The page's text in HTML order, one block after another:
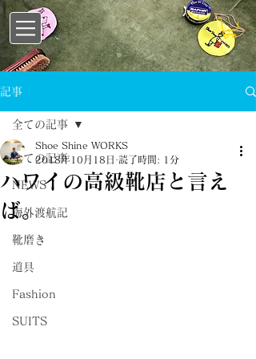
記事
全ての記事
NEWS
海外渡航記
靴磨き
道具
Fashion
SUITS
全ての記事
ハワイの高級靴店と言え
ば。
Shoe Shine WORKS
2018年10月18日 読了時間: 1分